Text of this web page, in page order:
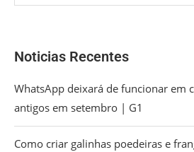
Noticias Recentes
WhatsApp deixará de funcionar em
antigos em setembro | G1
Como criar galinhas poedeiras e